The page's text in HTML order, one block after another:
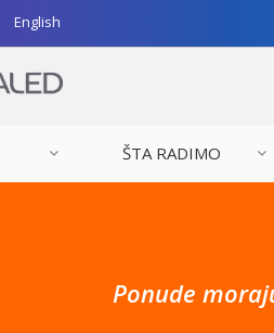
English
ŠTA RADIMO
Ponude